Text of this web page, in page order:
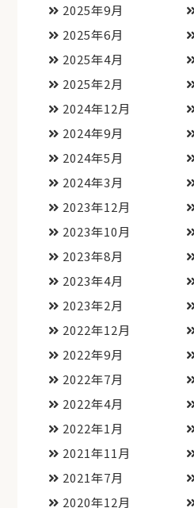
2025年9月
2025年6月
2025年4月
2025年2月
2024年12月
2024年9月
2024年5月
2024年3月
2023年12月
2023年10月
2023年8月
2023年4月
2023年2月
2022年12月
2022年9月
2022年7月
2022年4月
2022年1月
2021年11月
2021年7月
2020年12月